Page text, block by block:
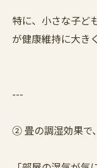
特に、小さな子ど
が健康維持に大き
---
② 畳の調湿効果で